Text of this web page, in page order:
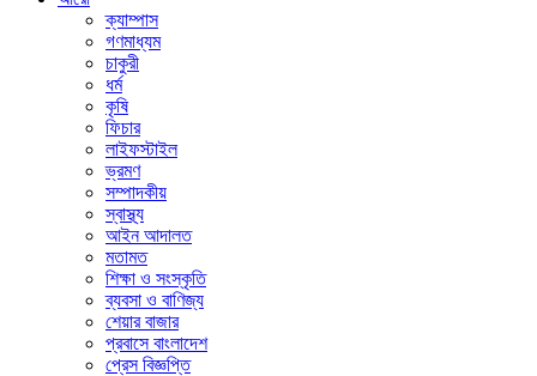
ক্যাম্পাস
গণমাধ্যম
চাকুরী
ধর্ম
কৃষি
ফিচার
লাইফস্টাইল
ভ্রমণ
সম্পাদকীয়
স্বাস্থ্য
আইন আদালত
মতামত
শিক্ষা ও সংস্কৃতি
ব্যবসা ও বাণিজ্য
শেয়ার বাজার
প্রবাসে বাংলাদেশ
প্রেস বিজ্ঞপ্তি